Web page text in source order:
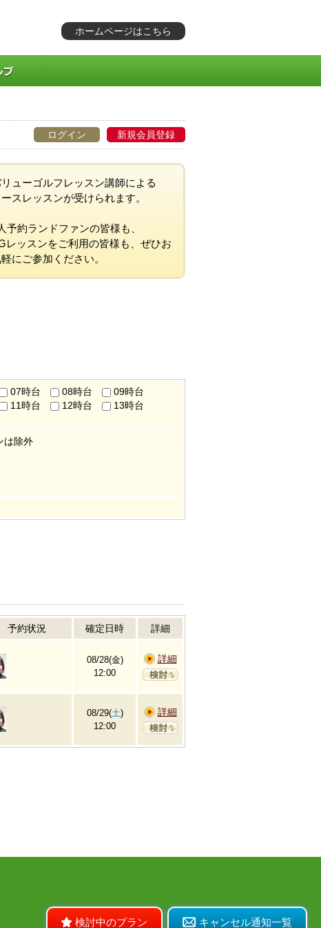
ホームページはこちら
新規会員登録
ログイン
ューゴルフレッスン講師による
ースレッスンが受けられます。
予約ランドファンの皆様も、
レッスンをご利用の皆様も、ぜひお
にご参加ください。
07時台 08時台
09時台
11時台 12時台
13時台
は除外
予約状況 確定日時 詳細
08/28(金)
12:00
詳細
08/29(土)
12:00
詳細
検討中のプラン キャンセル通知一覧